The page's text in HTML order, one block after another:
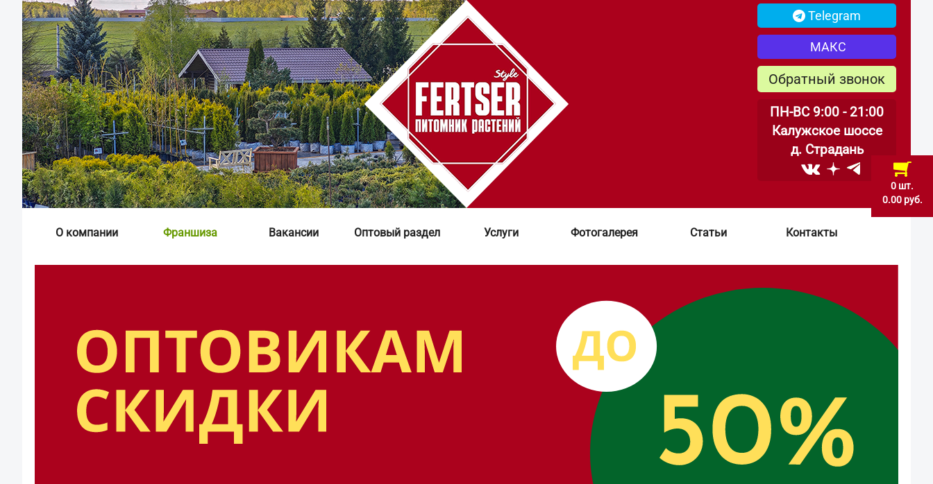
0 шт.
0.00 руб.
Telegram
МАКС
Обратный звонок
ПН-ВС 9:00 - 21:00
Калужское шоссе
д. Страдань
О компании Франшиза Вакансии Оптовый раздел Услуги Фотогалерея Статьи Контакты